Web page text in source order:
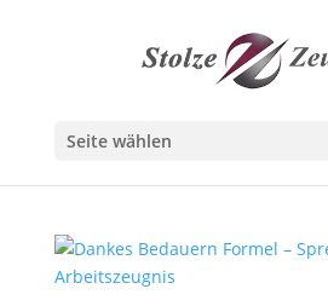
Seite wählen